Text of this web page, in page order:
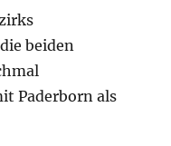
beiden
Paderborn als